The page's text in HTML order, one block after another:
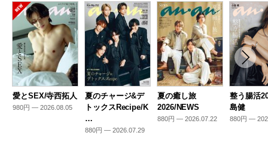
愛とSEX/寺西拓人
980円 — 2026.08.05
夏のチャージ&デ
トックスRecipe/K
…
880円 — 2026.07.29
夏の癒し旅
2026/NEWS
880円 — 2026.07.22
整う腸活
島健
880円 —